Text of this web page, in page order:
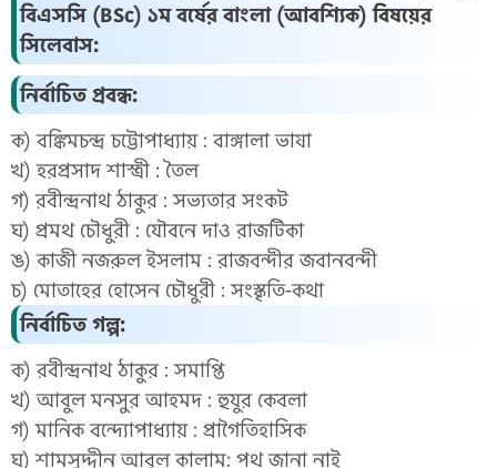
বিএসসি (BSc) ১ম বর্ষের বাংলা (আবশ্যিক) বিষয়ের
সিলেবাস:
নির্বাচিত প্রবন্ধ:
ক) বঙ্কিমচন্দ্র চট্টোপাধ্যায় : বাঙ্গালা ভাষা
খ) হরপ্রসাদ শাস্ত্রী : তৈল
গ) রবীন্দ্রনাথ ঠাকুর : সভ্যতার সংকট
ঘ) প্রমথ চৌধুরী : যৌবনে দাও রাজটিকা
ঙ) কাজী নজরুল ইসলাম : রাজবন্দীর জবানবন্দী
চ) মোতাহের হোসেন চৌধুরী : সংস্কৃতি-কথা
নির্বাচিত গল্প:
ক) রবীন্দ্রনাথ ঠাকুর : সমাপ্তি
খ) আবুল মনসুর আহমদ : হুযুর কেবলা
গ) মানিক বন্দ্যোপাধ্যায় : প্রাগৈতিহাসিক
ঘ) শামসুদ্দীন আবুল কালাম: পথ জানা নাই